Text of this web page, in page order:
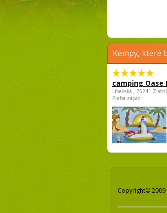
Kempy, které
camping Oase
Libeňská , 25241
Praha-západ
Copyright© 2009